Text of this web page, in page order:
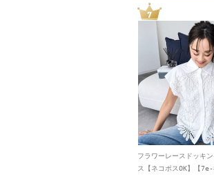
フラワーレースドッキ
ス【ネコポスOK】【